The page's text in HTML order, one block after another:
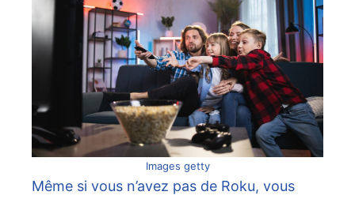
Images getty
Même si vous n’avez pas de Roku, vous